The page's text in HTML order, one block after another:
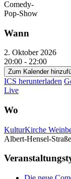
Wann
2. Oktober 2026
20:00 - 22:00
Zum Kalender
ICS herunterladen
Live
Wo
KulturKirche
Albert-Hensel-